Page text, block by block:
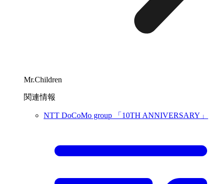
Mr.Children
関連情報
NTT DoCoMo group 「10TH ANNIVERSARY」